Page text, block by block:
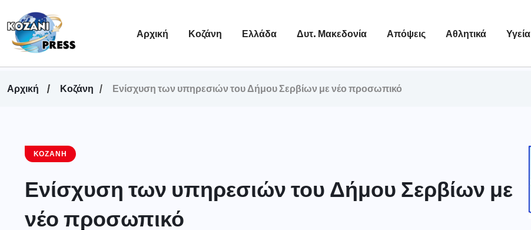
Αρχική Κοζάνη Ελλάδα Δυτ. Μακεδονία Απόψεις Αθλητικά Υγεία
Αρχική Κοζάνη Ενίσχυση των υπηρεσιών του Δήμου Σερβίων με νέο προσωπικό
ΚΟΖΆΝΗ
Ενίσχυση των υπηρεσιών του Δήμου Σερβίων με
νέο προσωπικό